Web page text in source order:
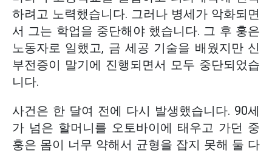
하려고 노력했습니다. 그러나 병세가 악화되면
서 그는 학업을 중단해야 했습니다. 그 후 훙은
노동자로 일했고, 금 세공 기술을 배웠지만 신
부전증이 말기에 진행되면서 모두 중단되었습
니다.
사건은 한 달여 전에 다시 발생했습니다. 90세
가 넘은 할머니를 오토바이에 태우고 가던 중
훙은 몸이 너무 약해서 균형을 잡지 못해 둘 다